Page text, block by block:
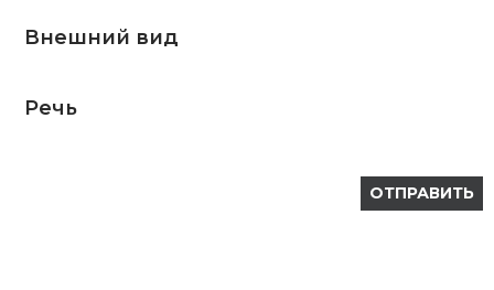
Внешний вид
Речь